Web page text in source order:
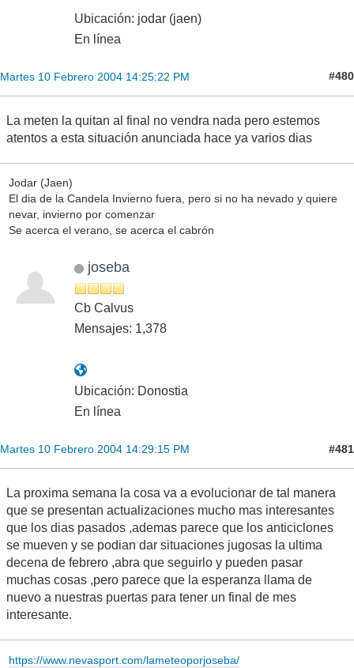
Ubicación: jodar (jaen)
En línea
Martes 10 Febrero 2004 14:25:22 PM #480
La meten la quitan al final no vendra nada pero estemos
atentos a esta situación anunciada hace ya varios dias
Jodar (Jaen)
El dia de la Candela Invierno fuera, pero si no ha nevado y quiere
nevar, invierno por comenzar
Se acerca el verano, se acerca el cabrón
joseba
Cb Calvus
Mensajes: 1,378
Ubicación: Donostia
En línea
Martes 10 Febrero 2004 14:29:15 PM #481
La proxima semana la cosa va a evolucionar de tal manera
que se presentan actualizaciones mucho mas interesantes
que los dias pasados ,ademas parece que los anticiclones
se mueven y se podian dar situaciones jugosas la ultima
decena de febrero ,abra que seguirlo y pueden pasar
muchas cosas ,pero parece que la esperanza llama de
nuevo a nuestras puertas para tener un final de mes
interesante.
https://www.nevasport.com/lameteoporjoseba/